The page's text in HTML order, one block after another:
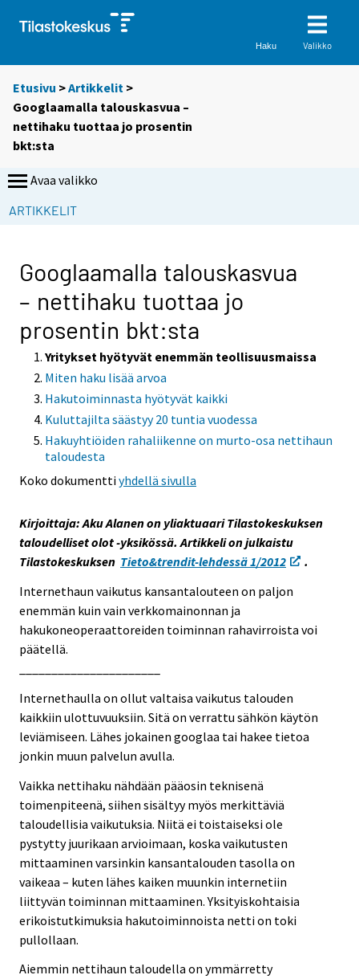
Haku Valikko
Etusivu >Artikkelit >
Googlaamalla talouskasvua –
nettihaku tuottaa jo prosentin
bkt:sta
Avaa valikko
ARTIKKELIT
Googlaamalla talouskasvua
– nettihaku tuottaa jo
prosentin bkt:sta
Yritykset hyötyvät enemmän teollisuusmaissa
Miten haku lisää arvoa
Hakutoiminnasta hyötyvät kaikki
Kuluttajilta säästyy 20 tuntia vuodessa
Hakuyhtiöiden rahaliikenne on murto-osa nettihaun
taloudesta
Koko dokumenttiyhdellä sivulla
Kirjoittaja: Aku Alanen on yliaktuaari Tilastokeskuksen
taloudelliset olot -yksikössä. Artikkeli on julkaistu
Tilastokeskuksen Tieto&trendit-lehdessä 1/2012
.
Internethaun vaikutus kansantalouteen on paljon
enemmän kuin vain verkkomainonnan ja
hakukoneoperaattoreiden toiminnan rahavirroista voi
päätellä.
Internethaulla on ollut valtaisa vaikutus talouden
kaikkiin ulottuvuuksiin. Sitä on verrattu sähkön käytön
leviämiseen. Lähes jokainen googlaa tai hakee tietoa
jonkin muun palvelun avulla.
Vaikka nettihaku nähdään pääosin teknisenä
toimenpiteenä, siihen sisältyy myös merkittäviä
taloudellisia vaikutuksia. Niitä ei toistaiseksi ole
pystytty juurikaan arvioimaan, koska vaikutusten
mittaaminen varsinkin kansantalouden tasolla on
vaikeaa – kuten lähes kaiken muunkin internetiin
liittyvän toiminnan mittaaminen. Yksityiskohtaisia
erikoistutkimuksia hakutoiminnoista netti on toki
pullollaan.
Aiemmin nettihaun taloudella on ymmärretty